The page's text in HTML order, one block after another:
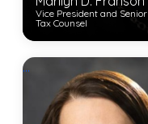
Vice President and Senior
Tax Counsel
View Bio
...